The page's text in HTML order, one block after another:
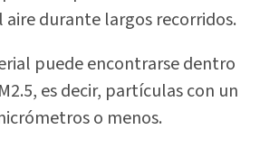
aire durante largos recorridos.
puede encontrarse dentro
es decir, partículas con un
o menos.